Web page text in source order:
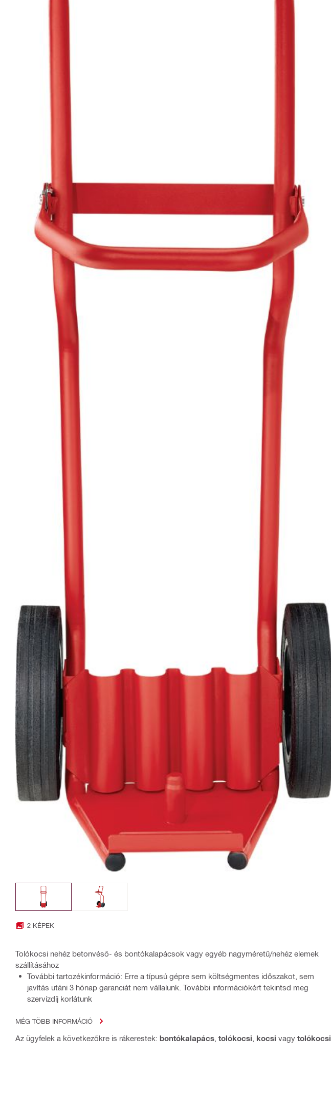
2 KÉPEK
Tolókocsi nehéz betonvéső- és bontókalapácsok vagy egyéb nagyméretű/nehéz elemek
szállításához
További tartozékinformáció: Erre a típusú gépre sem költségmentes időszakot, sem
javítás utáni 3 hónap garanciát nem vállalunk. További információkért tekintsd meg
szervízdíj korlátunk
MÉG TÖBB INFORMÁCIÓ
Az ügyfelek a következőkre is rákerestek: bontókalapács tolókocsi kocsi vagy tolókocsi